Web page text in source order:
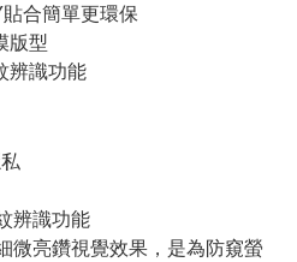
合簡單更環保
版型
辨識功能
辨識功能
微亮鑽視覺效果，是為防窺螢